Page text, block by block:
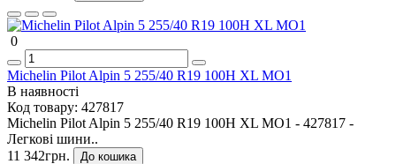
0
Michelin Pilot Alpin 5 255/40 R19 100H XL MO1
В наявності
Код товару: 427817
Michelin Pilot Alpin 5 255/40 R19 100H XL MO1 - 427817 -
Легкові шини..
11 342грн.
До кошика